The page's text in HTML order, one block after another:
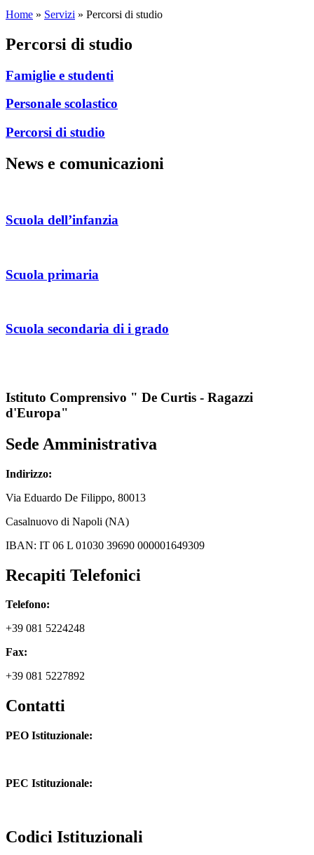
Home » Servizi » Percorsi di studio
Percorsi di studio
Famiglie e studenti
Personale scolastico
Percorsi di studio
News e comunicazioni
scuola dell’infanzia
scuola primaria
scuola secondaria di i grado
Istituto Comprensivo " De Curtis - Ragazzi
d'Europa"
Sede Amministrativa
Indirizzo:
Via Eduardo De Filippo, 80013
Casalnuovo di Napoli (NA)
IBAN: IT 06 L 01030 39690 000001649309
Recapiti Telefonici
Telefono:
+39 081 5224248
Fax:
+39 081 5227892
Contatti
PEO Istituzionale:
PEC Istituzionale:
Codici Istituzionali